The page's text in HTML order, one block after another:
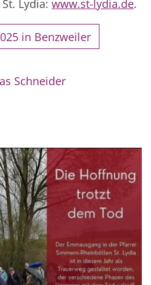
Lydia: www.st-lydia.de.
in Benzweiler
Schneider